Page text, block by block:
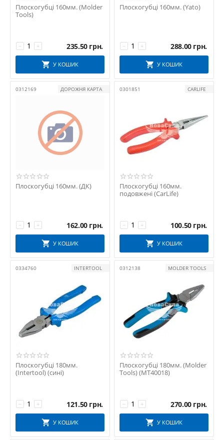
Плоскогубці 160мм. (Molder
Tools)
+
− 235.50 грн.
У КОШИК
Плоскогубці 160мм. (Yato)
+
− 288.00 грн.
У КОШИК
0312169 ДОРОЖНЯ КАРТА
Плоскогубці 160мм. (ДК)
+
− 162.00 грн.
У КОШИК
0301851 CARLIFE
Плоскогубці 160мм.
подовжені (CarLife)
+
− 100.50 грн.
У КОШИК
0334760 INTERTOOL
Плоскогубці 180мм.
(Intertool) (сині)
+
− 121.50 грн.
У КОШИК
0312138 MOLDER TOOLS
Плоскогубці 180мм. (Molder
Tools) (MT40018)
+
− 270.00 грн.
У КОШИК